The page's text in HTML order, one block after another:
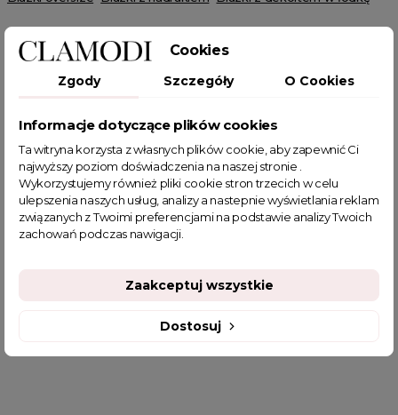
bluzka bawełniana
bawełniana bluzka
bluzka z długim rękawem
t-shirt bawełniany
bluzka różowa
bawełniany t-shirt
t-shirt z długim rękawem
różowa bluzka.
t-shirt różowy
Bluzki duże rozmiary tanie
Cookies
Zgody Szczegóły O Cookies
Informacje dotyczące plików cookies
Ta witryna korzysta z własnych plików cookie, aby zapewnić Ci
najwyższy poziom doświadczenia na naszej stronie .
Wykorzystujemy również pliki cookie stron trzecich w celu
ulepszenia naszych usług, analizy a nastepnie wyświetlania reklam
związanych z Twoimi preferencjami na podstawie analizy Twoich
zachowań podczas nawigacji.
Dostosuj
Zaakceptuj wszystkie